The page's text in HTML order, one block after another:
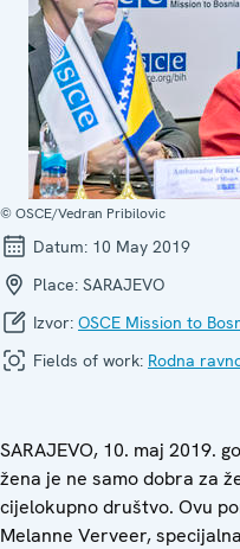
© OSCE/Vedran Pribilovic
Datum: 10 May 2019
Place: SARAJEVO
Izvor: OSCE Mission to
Fields of work: Rodna
SARAJEVO, 10. maj 2019.
žena je ne samo dobra za
cijelokupno društvo. Ovu
Melanne Verveer,